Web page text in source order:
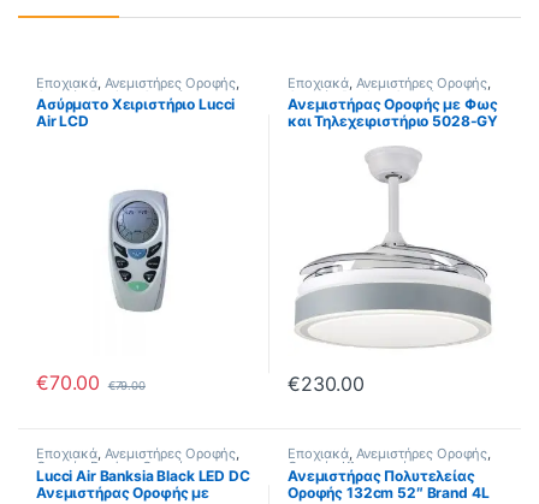
Εποχιακά, Ανεμιστήρες Οροφής
Οροφής Design Οροφής με
Φωτισμό,Οροφής Χωρίς Φωτισμό
Ασύρματο Xειριστήριο Lucci
Air LCD
€70.00 €79.00
Εποχιακά, Ανεμιστήρες Οροφής
Οροφής Design, Οροφής με
Φωτισμό
Ανεμιστήρας Οροφής με Φως
και Τηλεχειριστήριο 5028-GY
€230.00
Εποχιακά, Ανεμιστήρες Οροφής,
Οροφής Design Οροφής με
Φωτισμό
Lucci Air Banksia Black LED DC
Ανεμιστήρας Οροφής με
Εποχιακά, Ανεμιστήρες Οροφής,
Οροφής Κλασσικοί
Ανεμιστήρας Πολυτελείας
Οροφής 132cm 52″ Brand 4L